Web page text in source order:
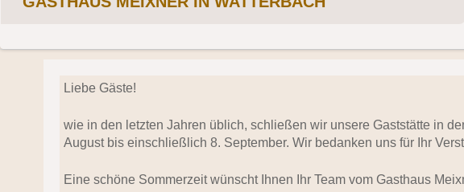
Liebe Gäste!
wie in den letzten Jahren üblich, schließen wir unsere Gaststätte in
August bis einschließlich 8. September. Wir bedanken uns für Ihr
Eine schöne Sommerzeit wünscht Ihnen Ihr Team vom Gasthaus